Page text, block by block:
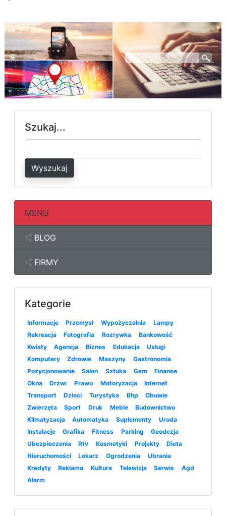
Szukaj...
Wyszukaj
MENU
BLOG
FIRMY
Kategorie
Informacje Przemysł Wypożyczalnia
Lampy
Rekreacja
Fotografia Rozrywka
Bankowość
Kwiaty
Agencja Biznes Edukacja
Usługi
Komputery
Zdrowie Maszyny
Gastronomia
Pozycjonowanie
Salon Sztuka Gsm
Finanse
Okna
Drzwi Prawo Motoryzacja
Internet
Transport
Dzieci Turystyka Bhp
Obuwie
Zwierzęta
Sport Druk Meble
Budownictwo
Klimatyzacja
Automatyka Suplementy
Uroda
Instalacje
Grafika Fitness Parking
Geodezja
Ubezpieczenia
Rtv Kosmetyki Projekty
Dieta
Nieruchomości
Lekarz Ogrodzenia
Ubrania
Kredyty
Reklama Kultura Telewizja Serwis
Agd
Alarm